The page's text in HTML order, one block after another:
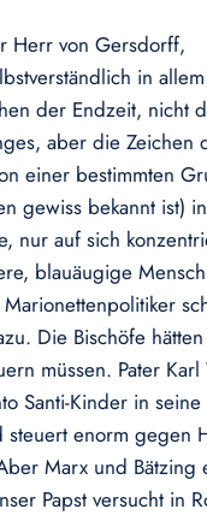
Herr von Gersdorff,
in
der Endzeit, nicht
aber die Zeichen
einer bestimmten
gewiss bekannt ist)
nur auf sich
blauäugige
Die Bischöfe
müssen. Pater
Santi-Kinder in
steuert enorm gegen
Marx und Bätzing
Papst versucht in